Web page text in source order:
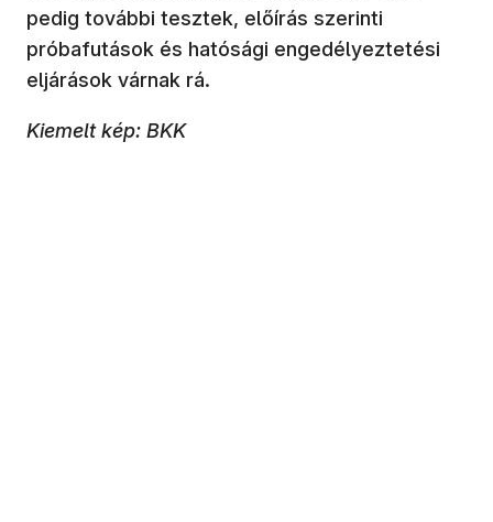
pedig további tesztek, előírás szerinti
próbafutások és hatósági engedélyeztetési
eljárások várnak rá.
Kiemelt kép: BKK